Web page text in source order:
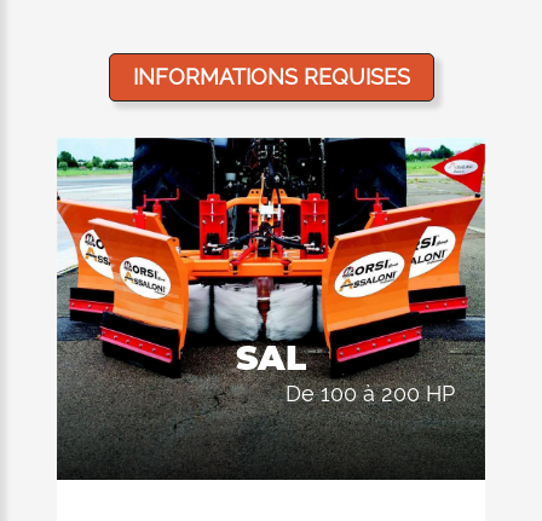
INFORMATIONS REQUISES
SAL
de 100 à 200 HP